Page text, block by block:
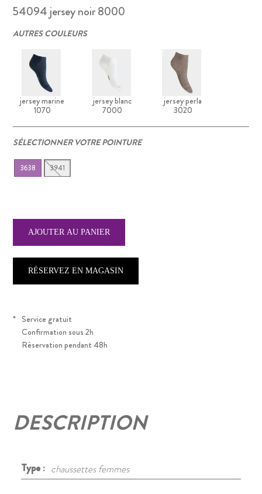
54094 jersey noir 8000
AUTRES COULEURS
jersey marine
1070
jersey blanc
7000
jersey perla
3020
SÉLECTIONNER VOTRE POINTURE
3638 3941
RÉSERVEZ EN MAGASIN
* Service gratuit
Confirmation sous 2h
Réservation pendant 48h
DESCRIPTION
Type : chaussettes femmes